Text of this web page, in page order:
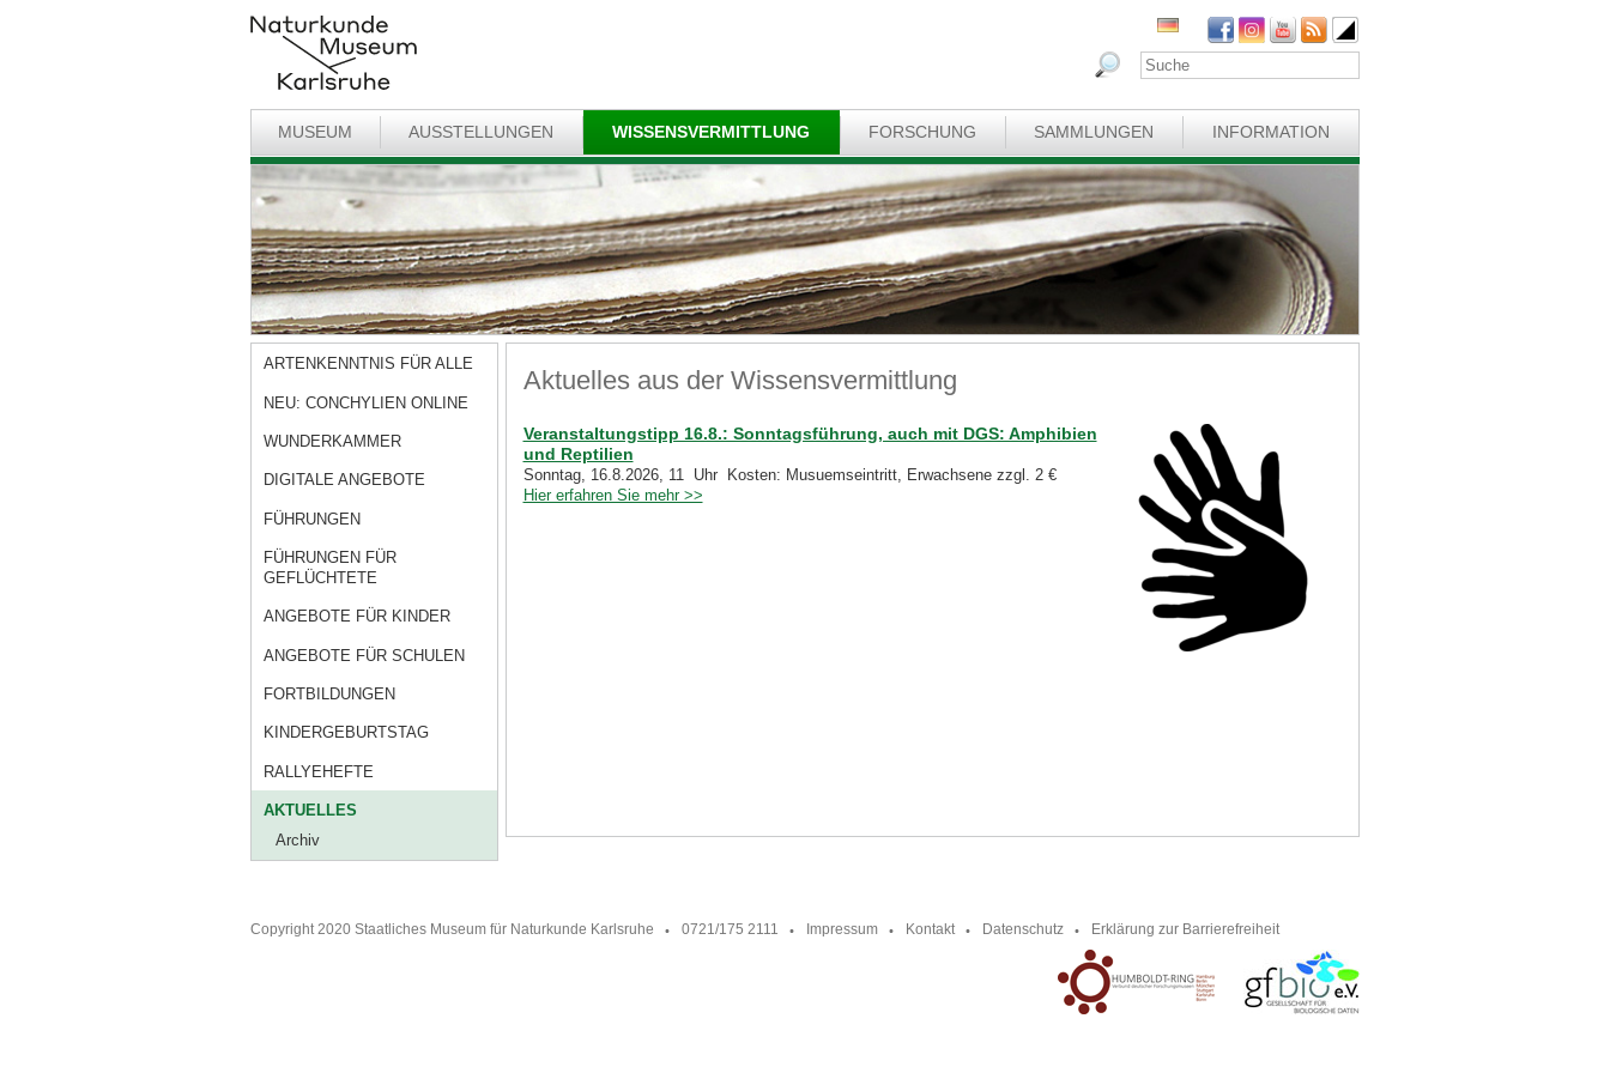
MUSEUM AUSSTELLUNGEN WISSENSVERMITTLUNG FORSCHUNG SAMMLUNGEN INFORMATION
ARTENKENNTNIS FÜR ALLE
NEU: CONCHYLIEN ONLINE
WUNDERKAMMER
DIGITALE ANGEBOTE
FÜHRUNGEN
FÜHRUNGEN FÜR
GEFLÜCHTETE
ANGEBOTE FÜR KINDER
ANGEBOTE FÜR SCHULEN
FORTBILDUNGEN
KINDERGEBURTSTAG
RALLYEHEFTE
AKTUELLES
Archiv
Aktuelles aus der Wissensvermittlung
Veranstaltungstipp 16.8.: Sonntagsführung, auch mit DGS: Amphibien
und Reptilien
Sonntag, 16.8.2026, 11 Uhr Kosten: Musuemseintritt, Erwachsene zzgl. 2 €
Hier erfahren Sie mehr >>
Copyright 2020 Staatliches Museum für Naturkunde Karlsruhe 0721/175 2111 Impressum Kontakt Datenschutz Erklärung zur Barrierefreiheit